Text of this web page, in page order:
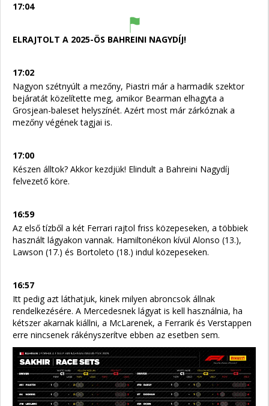
17:04
ELRAJTOLT A 2025-ÖS BAHREINI NAGYDÍJ!
17:02
Nagyon szétnyúlt a mezőny, Piastri már a harmadik szektor
bejáratát közelítette meg, amikor Bearman elhagyta a
Grosjean-baleset helyszínét. Azért most már zárkóznak a
mezőny végének tagjai is.
17:00
Készen álltok? Akkor kezdjük! Elindult a Bahreini Nagydíj
felvezető köre.
16:59
Az első tízből a két Ferrari rajtol friss közepeseken, a többiek
használt lágyakon vannak. Hamiltonékon kívül Alonso (13.),
Lawson (17.) és Bortoleto (18.) indul közepeseken.
16:57
Itt pedig azt láthatjuk, kinek milyen abroncsok állnak
rendelkezésére. A Mercedesnek lágyat is kell használnia, ha
kétszer akarnak kiállni, a McLarenek, a Ferrarik és Verstappen
erre nincsenek rákényszerítve ebben az esetben sem.